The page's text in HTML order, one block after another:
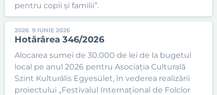
pentru copii și familii”.
2026 9 IUNIE 2026
Hotărârea 346/2026
Alocarea sumei de 30.000 de lei de la bugetul
local pe anul 2026 pentru Asociația Culturală
Szint Kulturális Egyesület, în vederea realizării
proiectului „Festivalul Internațional de Folclor